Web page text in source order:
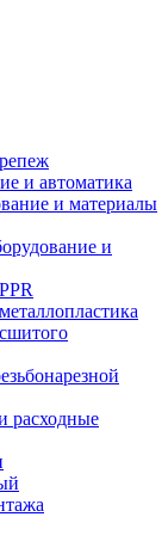
и автоматика
и материалы
и
расходные